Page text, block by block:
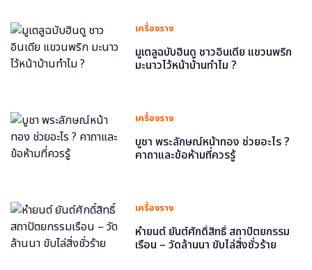
เครื่องราง
มูเตลูฉบับฮินดู ชาวอินเดีย แขวนพริก
มะนาวไว้หน้าบ้านทำไม ?
เครื่องราง
บูชา พระลักษณ์หน้าทอง ช่วยอะไร ?
คาถาและข้อห้ามที่ควรรู้
เครื่องราง
หำยนต์ ยันต์ศักดิ์สิทธิ์ สถาปัตยกรรม
เรือน – วัดล้านนา ขับไล่สิ่งชั่วร้าย